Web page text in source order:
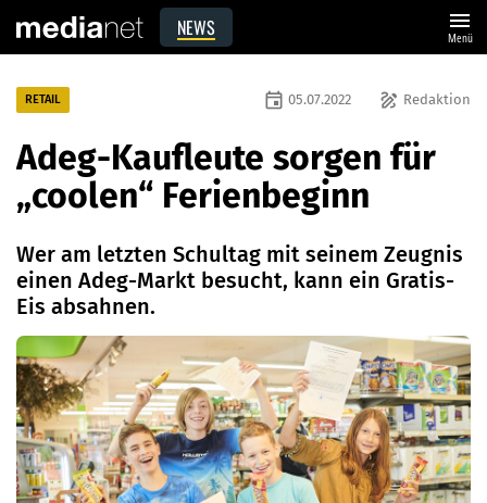
NEWS menu
Menü
RETAIL draw Redaktion
event 05.07.2022
Adeg-Kaufleute sorgen für
„coolen“ Ferienbeginn
Wer am letzten Schultag mit seinem Zeugnis
einen Adeg-Markt besucht, kann ein Gratis-
Eis absahnen.